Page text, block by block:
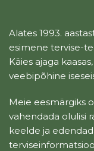
Alates 1993.
esimene tervise-
Käies ajaga
veebipõhine
Meie eesmärgiks
vahendada olulisi
keelde ja